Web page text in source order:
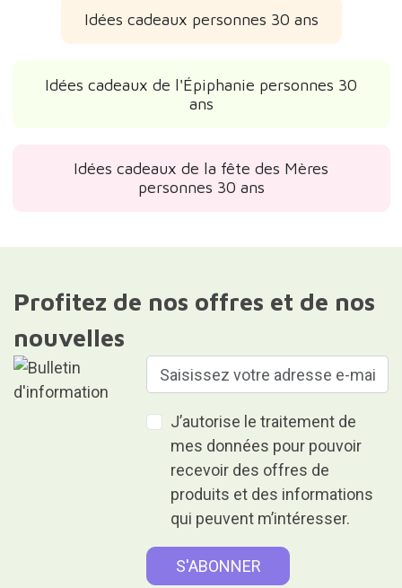
Idées cadeaux personnes 30 ans
Idées cadeaux de l'Épiphanie personnes 30
ans
Idées cadeaux de la fête des Mères
personnes 30 ans
Profitez de nos offres et de nos
nouvelles
J’autorise le traitement de
mes données pour pouvoir
recevoir des offres de
produits et des informations
qui peuvent m’intéresser.